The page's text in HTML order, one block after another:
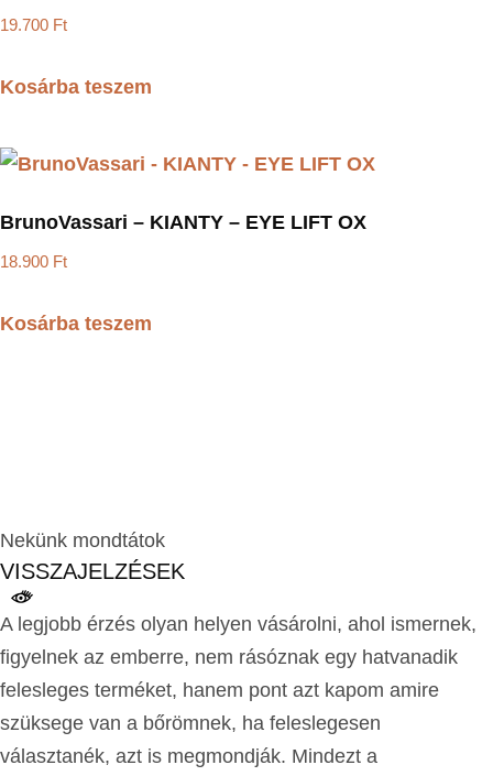
19.700 Ft
Kosárba teszem
BrunoVassari – KIANTY – EYE LIFT OX
18.900 Ft
Kosárba teszem
Nekünk mondtátok
VISSZAJELZÉSEK
A legjobb érzés olyan helyen vásárolni, ahol ismernek,
figyelnek az emberre, nem rásóznak egy hatvanadik
felesleges terméket, hanem pont azt kapom amire
szüksege van a bőrömnek, ha feleslegesen
választanék, azt is megmondják. Mindezt a